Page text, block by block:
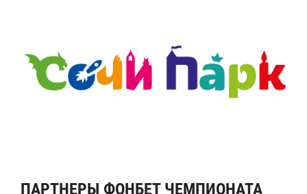
ПАРТНЕРЫ ФОНБЕТ ЧЕМПИОНАТА